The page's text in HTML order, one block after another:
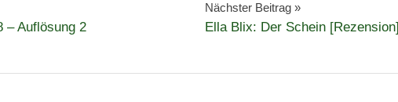
– Auflösung 2
Nächster Beitrag
Ella Blix: Der Schein [Rezension]